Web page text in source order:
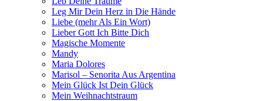
Leg Mir Dein Herz in Die Hände
Liebe (mehr Als Ein Wort)
Lieber Gott Ich Bitte Dich
Magische Momente
Mandy
Maria Dolores
Marisol – Senorita Aus Argentina
Mein Glück Ist Dein Glück
Mein Weihnachtstraum